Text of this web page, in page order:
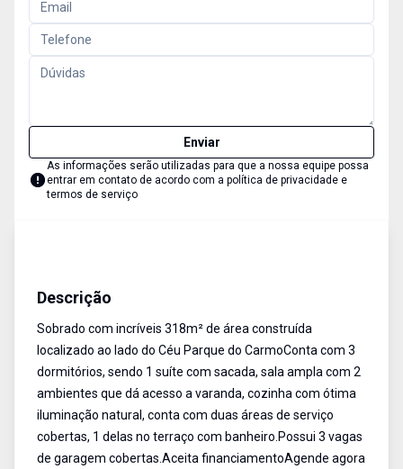
Enviar
As informações serão utilizadas para que a nossa equipe possa
entrar em contato de acordo com a política de privacidade e
termos de serviço
Descrição
Sobrado com incríveis 318m² de área construída
localizado ao lado do Céu Parque do CarmoConta com 3
dormitórios, sendo 1 suíte com sacada, sala ampla com 2
ambientes que dá acesso a varanda, cozinha com ótima
iluminação natural, conta com duas áreas de serviço
cobertas, 1 delas no terraço com banheiro.Possui 3 vagas
de garagem cobertas.Aceita financiamentoAgende agora